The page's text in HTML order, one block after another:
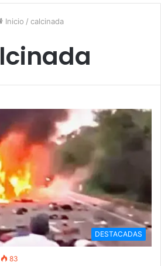
Inicio / calcinada
DESTACADAS
83